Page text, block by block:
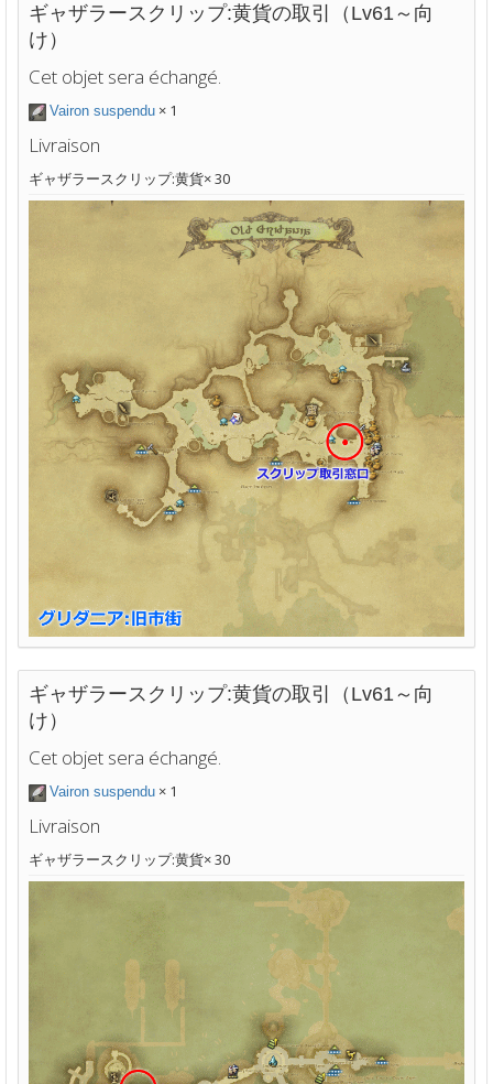
ギャザラースクリップ:黄貨の取引（Lv61～向
け）
Cet objet sera échangé.
Vairon suspendu × 1
Livraison
ギャザラースクリップ:黄貨× 30
ギャザラースクリップ:黄貨の取引（Lv61～向
け）
Cet objet sera échangé.
Vairon suspendu × 1
Livraison
ギャザラースクリップ:黄貨× 30